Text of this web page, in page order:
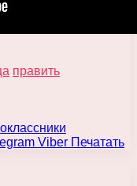
править
Viber Печатать